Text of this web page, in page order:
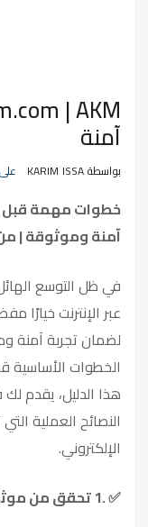
آمنة
بواسطة KARIM ISSA على MAY 21, 2025
خطوات مهمة قبل
آمنة وموثوقة |
في ظل التوسع
عبر الإنترنت خيارًا
لضمان تجربة آمنة
الخطوات الأساسية
هذا الدليل، يقدم
النصائح العملية
الإلكتروني.
✅
1.تحقق من